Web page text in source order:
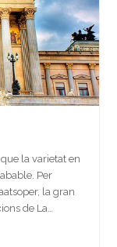
la varietat en
Per
la gran
de La…